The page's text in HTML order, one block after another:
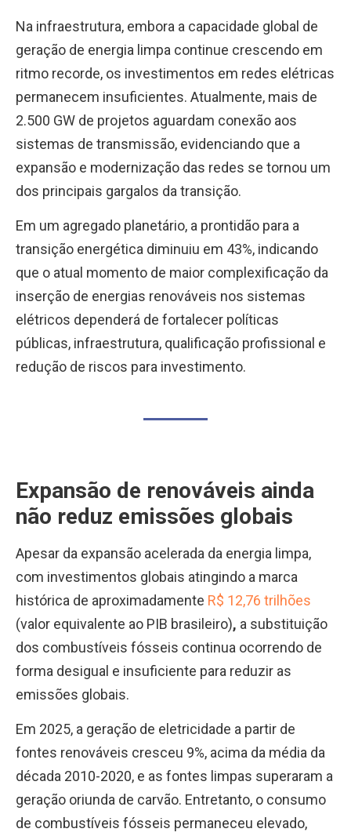
Na infraestrutura, embora a capacidade global de
geração de energia limpa continue crescendo em
ritmo recorde, os investimentos em redes elétricas
permanecem insuficientes. Atualmente, mais de
2.500 GW de projetos aguardam conexão aos
sistemas de transmissão, evidenciando que a
expansão e modernização das redes se tornou um
dos principais gargalos da transição.
Em um agregado planetário, a prontidão para a
transição energética diminuiu em 43%, indicando
que o atual momento de maior complexificação da
inserção de energias renováveis nos sistemas
elétricos dependerá de fortalecer políticas
públicas, infraestrutura, qualificação profissional e
redução de riscos para investimento.
Expansão de renováveis ainda
não reduz emissões globais
Apesar da expansão acelerada da energia limpa,
com investimentos globais atingindo a marca
histórica de aproximadamente R$ 12,76 trilhões
(valor equivalente ao PIB brasileiro), a substituição
dos combustíveis fósseis continua ocorrendo de
forma desigual e insuficiente para reduzir as
emissões globais.
Em 2025, a geração de eletricidade a partir de
fontes renováveis cresceu 9%, acima da média da
década 2010-2020, e as fontes limpas superaram a
geração oriunda de carvão. Entretanto, o consumo
de combustíveis fósseis permaneceu elevado,